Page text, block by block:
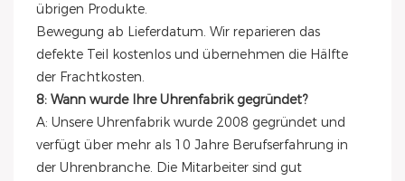
übrigen Produkte.
Bewegung ab Lieferdatum. Wir reparieren das
defekte Teil kostenlos und übernehmen die Hälfte
der Frachtkosten.
8: Wann wurde Ihre Uhrenfabrik gegründet?
A: Unsere Uhrenfabrik wurde 2008 gegründet und
verfügt über mehr als 10 Jahre Berufserfahrung in
der Uhrenbranche. Die Mitarbeiter sind gut